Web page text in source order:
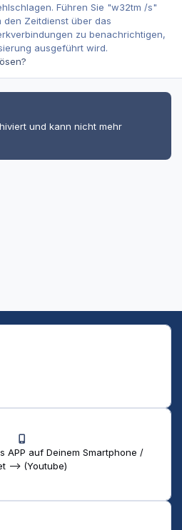
Führen Sie "w32tm /s"
den Zeitdienst über das
zu benachrichtigen,
ausgeführt wird.
und kann nicht mehr
APP auf Deinem Smartphone /
--> (Youtube)